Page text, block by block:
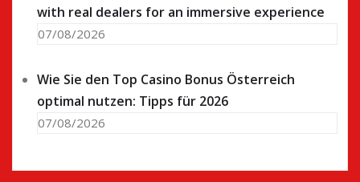
with real dealers for an immersive experience
07/08/2026
Wie Sie den Top Casino Bonus Österreich
optimal nutzen: Tipps für 2026
07/08/2026